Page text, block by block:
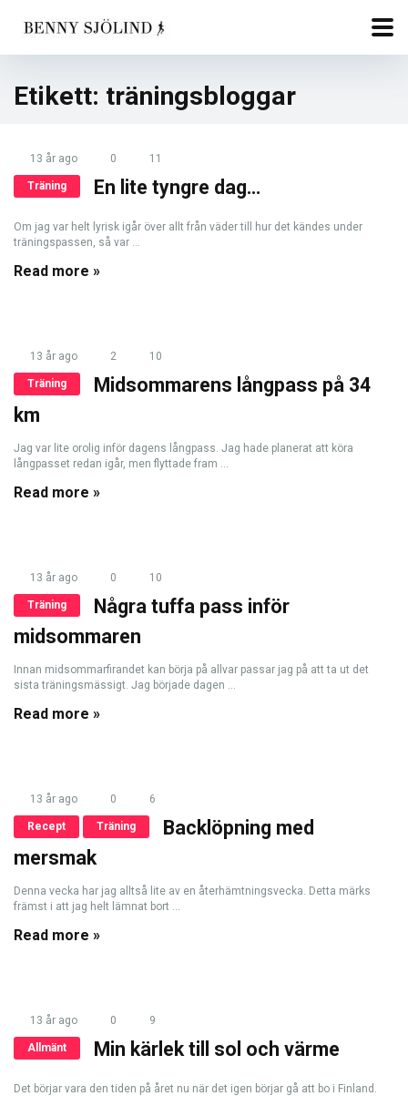
Etikett: träningsbloggar
13 år ago 0 11
Träning En lite tyngre dag…
Om jag var helt lyrisk igår över allt från väder till hur det kändes under
träningspassen, så var ...
Read more »
13 år ago 2 10
Träning
Midsommarens långpass på 34
km
Jag var lite orolig inför dagens långpass. Jag hade planerat att köra
långpasset redan igår, men flyttade fram ...
Read more »
13 år ago 0 10
Träning
Några tuffa pass inför
midsommaren
Innan midsommarfirandet kan börja på allvar passar jag på att ta ut det
sista träningsmässigt. Jag började dagen ...
Read more »
13 år ago 0 6
Recept Träning
Backlöpning med
mersmak
Denna vecka har jag alltså lite av en återhämtningsvecka. Detta märks
främst i att jag helt lämnat bort ...
Read more »
13 år ago 0 9
Allmänt Min kärlek till sol och värme
Det börjar vara den tiden på året nu när det igen börjar gå att bo i Finland.